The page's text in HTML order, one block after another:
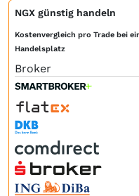
NGX günstig handeln
Kostenvergleich pro Trade bei
Handelsplatz
Broker